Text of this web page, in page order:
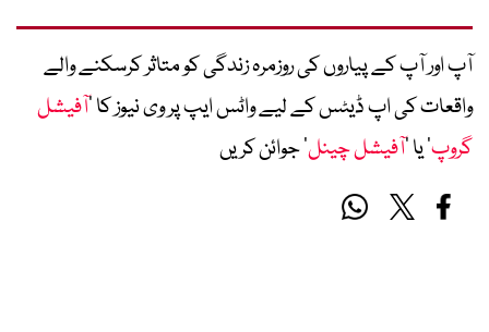
آپ اور آپ کے پیاروں کی روزمرہ زندگی کو متاثر کرسکنے والے
واقعات کی اپ ڈیٹس کے لیے واٹس ایپ پر وی نیوز کا ’آفیشل
گروپ‘ یا ’آفیشل چینل‘ جوائن کریں